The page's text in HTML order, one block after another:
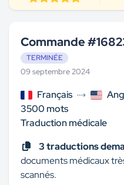
Commande
TERMINÉE
09 septembre 2024
Français
3500 mots
Traduction médicale
3 traductions
documents médicaux
scannés.